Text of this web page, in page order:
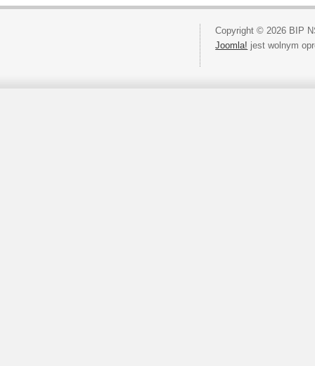
Copyright © 2026 BIP
Joomla! jest wolnym